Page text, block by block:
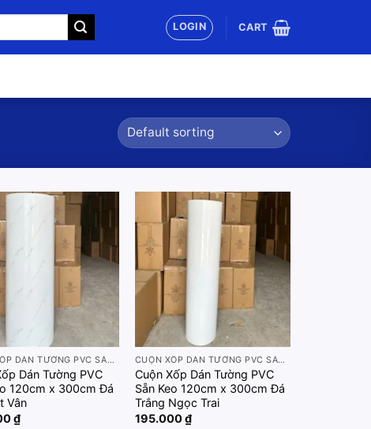
LOGIN CART
wishlist
CUỘN XỐP DÁN TƯỜNG PVC SẴN KEO 120CM X 300CM
Dán Tường PVC
120cm x 300cm Đá
Vân
₫
Add to
wishlist
CUỘN XỐP DÁN TƯỜNG PVC SẴN KEO 120CM X 300CM
Cuộn Xốp Dán Tường PVC
Sẵn Keo 120cm x 300cm Đá
Trắng Ngọc Trai
195.000₫